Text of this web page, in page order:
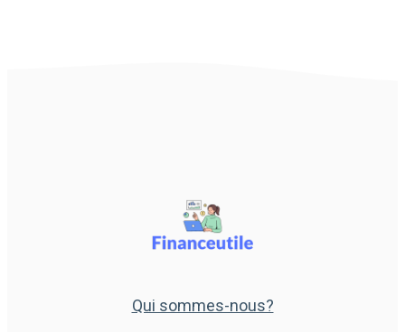
Qui sommes-nous?